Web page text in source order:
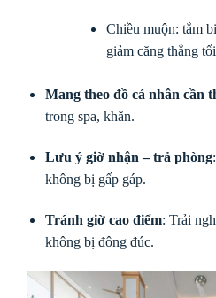
Chiều muộn: tắm
giảm căng thẳng
Mang theo đồ cá nhân cần
trong spa, khăn.
Lưu ý giờ nhận – trả phòng
không bị gấp gáp.
Tránh giờ cao điểm: Trải
không bị đông đúc.